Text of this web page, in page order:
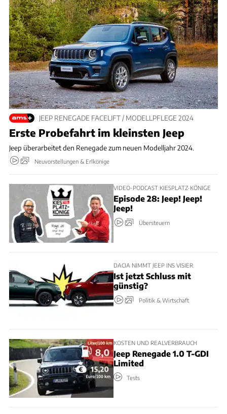
JEEP RENEGADE FACELIFT / MODELLPFLEGE 2024
Erste Probefahrt im kleinsten Jeep
Jeep überarbeitet den Renegade zum neuen Modelljahr 2024.
Neuvorstellungen & Erlkönige
VIDEO-PODCAST KIESPLATZ-KÖNIGE
Episode 28: Jeep! Jeep!
Jeep!
Übersteuern
DACIA NIMMT JEEP INS VISIER
Ist jetzt Schluss mit
günstig?
Politik & Wirtschaft
KOSTEN UND REALVERBRAUCH
Jeep Renegade 1.0 T-GDI
Limited
Tests